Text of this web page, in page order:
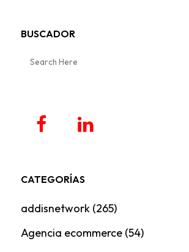
BUSCADOR
CATEGORÍAS
addisnetwork(265)
Agencia ecommerce(54)